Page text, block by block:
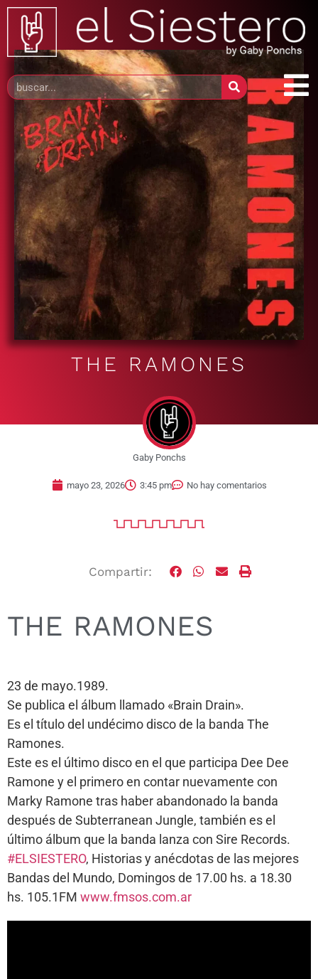
THE RAMONES
Gaby Ponchs
mayo 23, 2026 3:45 pm No hay comentarios
Compartir:
THE RAMONES
23 de mayo.1989.
Se publica el álbum llamado «Brain Drain».
Es el título del undécimo disco de la banda The
Ramones.
Este es el último disco en el que participa Dee Dee
Ramone y el primero en contar nuevamente con
Marky Ramone tras haber abandonado la banda
después de Subterranean Jungle, también es el
último álbum que la banda lanza con Sire Records.
#ELSIESTERO, Historias y anécdotas de las mejores
Bandas del Mundo, Domingos de 17.00 hs. a 18.30
hs. 105.1FM www.fmsos.com.ar